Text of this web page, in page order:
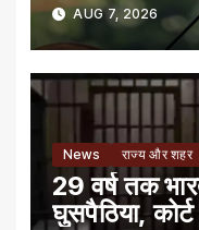
AUG 7, 2026
News राज्य और शहर
29 वर्ष तक
घुसपैठिया,